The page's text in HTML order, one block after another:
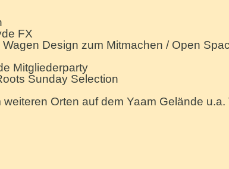
FX
Design zum Mitmachen / Open
Mitgliederparty
Sunday Selection
Orten auf dem Yaam Gelände u.a.